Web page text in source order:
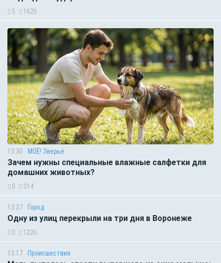
5 1626
13:30 МОЁ! Зверьё
Зачем нужны специальные влажные салфетки для
домашних животных?
0 314
13:27 Город
Одну из улиц перекрыли на три дня в Воронеже
0 1226
13:17 Происшествия